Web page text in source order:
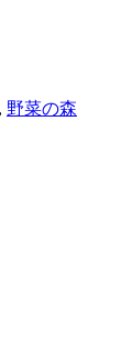
, 野菜の森